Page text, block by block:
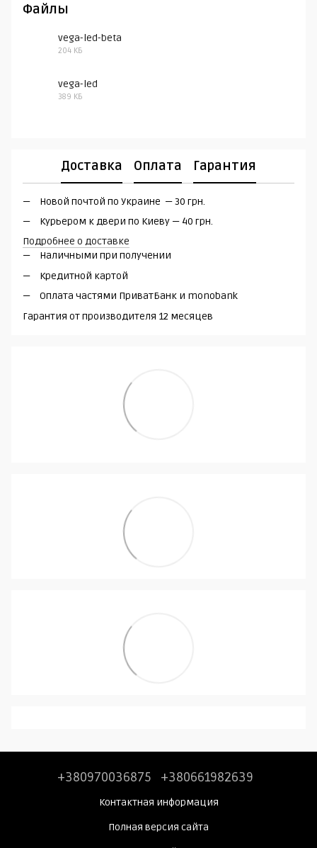
Файлы
vega-led-beta
204 КБ
vega-led
389 КБ
Доставка Оплата Гарантия
Новой почтой по Украине — 30 грн.
Курьером к двери по Киеву — 40 грн.
Подробнее о доставке
Наличными при получении
Кредитной картой
Оплата частями ПриватБанк и monobank
Гарантия от производителя 12 месяцев
+380970036875 +380661982639
Контактная информация
Полная версия сайта